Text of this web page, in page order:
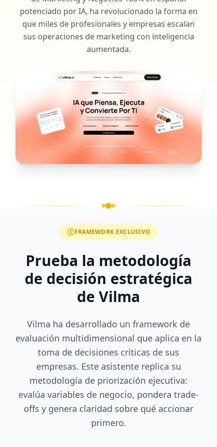
potenciado por IA, ha revolucionado la forma en
que miles de profesionales y empresas escalan
sus operaciones de marketing con inteligencia
aumentada.
FRAMEWORK EXCLUSIVO
Prueba la metodología
de decisión estratégica
de Vilma
Vilma ha desarrollado un framework de
evaluación multidimensional que aplica en la
toma de decisiones críticas de sus
empresas. Este asistente replica su
metodología de priorización ejecutiva:
evalúa variables de negocio, pondera trade-
offs y genera claridad sobre qué accionar
primero.